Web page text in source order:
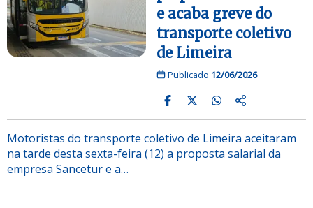
e acaba greve do
transporte coletivo
de Limeira
Publicado 12/06/2026
Motoristas do transporte coletivo de Limeira aceitaram
na tarde desta sexta-feira (12) a proposta salarial da
empresa Sancetur e a…